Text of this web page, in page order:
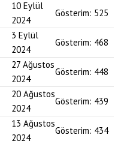
10 Eylül
2024
Gösterim: 525
3 Eylül
2024
Gösterim: 468
27 Ağustos
2024
Gösterim: 448
20 Ağustos
2024
Gösterim: 439
13 Ağustos
2024
Gösterim: 434